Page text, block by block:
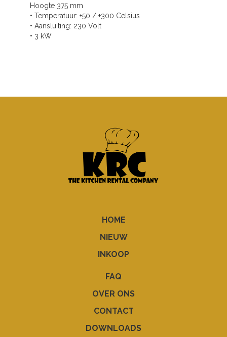
Hoogte 375 mm
• Temperatuur: +50 / +300 Celsius
• Aansluiting: 230 Volt
• 3 kW
HOME
NIEUW
INKOOP
FAQ
OVER ONS
CONTACT
DOWNLOADS